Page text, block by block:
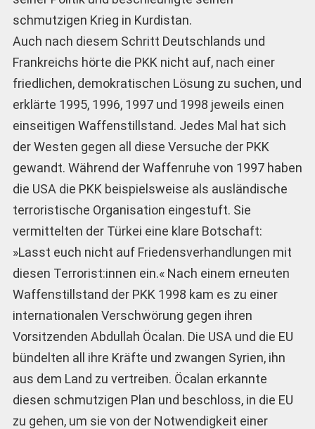
schmutzigen Krieg in Kurdistan.
Auch nach diesem Schritt Deutschlands und
Frankreichs hörte die PKK nicht auf, nach einer
friedlichen, demokratischen Lösung zu suchen, und
erklärte 1995, 1996, 1997 und 1998 jeweils einen
einseitigen Waffenstillstand. Jedes Mal hat sich
der Westen gegen all diese Versuche der PKK
gewandt. Während der Waffenruhe von 1997 haben
die USA die PKK beispielsweise als ausländische
terroristische Organisation eingestuft. Sie
vermittelten der Türkei eine klare Botschaft:
»Lasst euch nicht auf Friedensverhandlungen mit
diesen Terrorist:innen ein.« Nach einem erneuten
Waffenstillstand der PKK 1998 kam es zu einer
internationalen Verschwörung gegen ihren
Vorsitzenden Abdullah Öcalan. Die USA und die EU
bündelten all ihre Kräfte und zwangen Syrien, ihn
aus dem Land zu vertreiben. Öcalan erkannte
diesen schmutzigen Plan und beschloss, in die EU
zu gehen, um sie von der Notwendigkeit einer